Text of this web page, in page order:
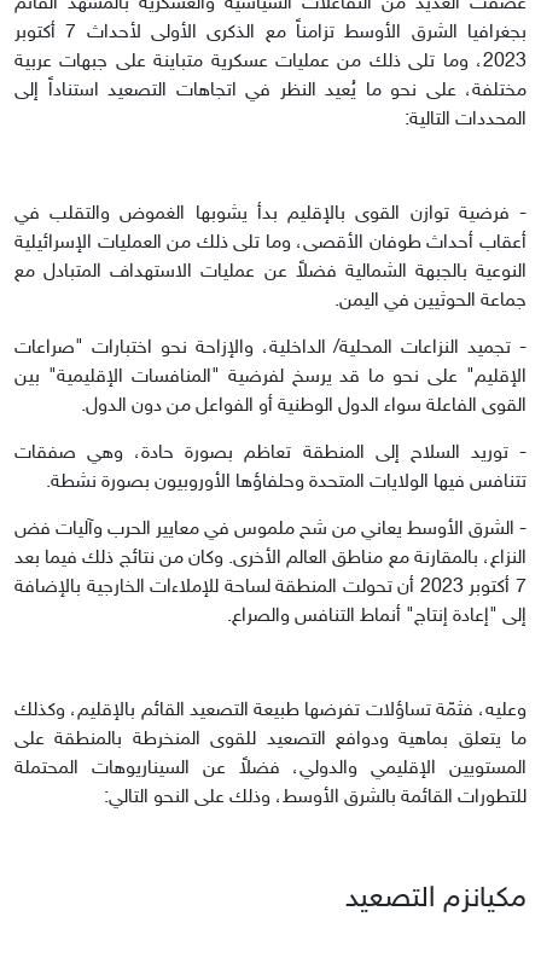
عصفت العديد من التفاعلات السياسية والعسكرية بالمشهد القائم
بجغرافيا الشرق الأوسط تزامناً مع الذكرى الأولى لأحداث 7 أكتوبر
2023، وما تلى ذلك من عمليات عسكرية متباينة على جبهات عربية
مختلفة، على نحو ما يُعيد النظر في اتجاهات التصعيد استناداً إلى
المحددات التالية:
- فرضية توازن القوى بالإقليم بدأ يشوبها الغموض والتقلب في
أعقاب أحداث طوفان الأقصى، وما تلى ذلك من العمليات الإسرائيلية
النوعية بالجبهة الشمالية فضلاً عن عمليات الاستهداف المتبادل مع
جماعة الحوثيين في اليمن.
- تجميد النزاعات المحلية/ الداخلية، والإزاحة نحو اختبارات "صراعات
الإقليم" على نحو ما قد يرسخ لفرضية "المنافسات الإقليمية" بين
القوى الفاعلة سواء الدول الوطنية أو الفواعل من دون الدول.
- توريد السلاح إلى المنطقة تعاظم بصورة حادة، وهي صفقات
تتنافس فيها الولايات المتحدة وحلفاؤها الأوروبيون بصورة نشطة.
- الشرق الأوسط يعاني من شح ملموس في معايير الحرب وآليات فض
النزاع، بالمقارنة مع مناطق العالم الأخرى. وكان من نتائج ذلك فيما بعد
7 أكتوبر 2023 أن تحولت المنطقة لساحة للإملاءات الخارجية بالإضافة
إلى "إعادة إنتاج" أنماط التنافس والصراع.
وعليه، فثمّة تساؤلات تفرضها طبيعة التصعيد القائم بالإقليم، وكذلك
ما يتعلق بماهية ودوافع التصعيد للقوى المنخرطة بالمنطقة على
المستويين الإقليمي والدولي، فضلاً عن السيناريوهات المحتملة
للتطورات القائمة بالشرق الأوسط، وذلك على النحو التالي:
مكيانزم التصعيد